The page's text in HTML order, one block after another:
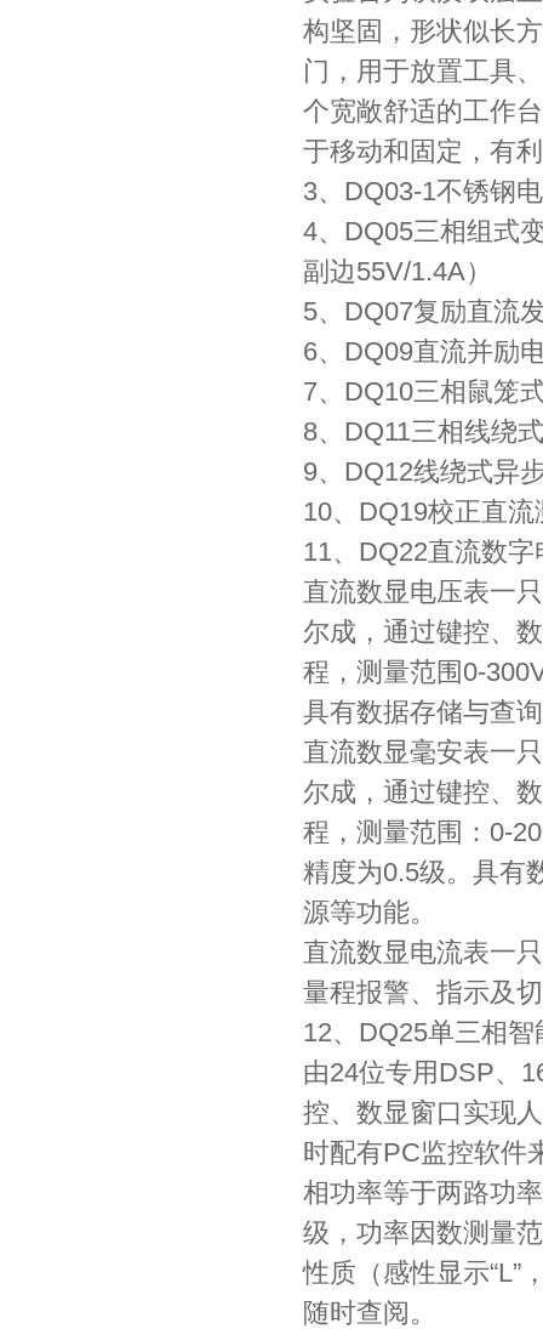
构坚固，形状似长
门，用于放置工具
个宽敞舒适的工作
于移动和固定，有
3、DQ03-1不锈钢
4、DQ05三相组式
副边55V/1.4A）
5、DQ07复励直流
6、DQ09直流并励
7、DQ10三相鼠笼
8、DQ11三相线绕
9、DQ12线绕式异
10、DQ19校正直流
11、DQ22直流数
直流数显电压表一
尔成，通过键控、
程，测量范围0-
具有数据存储与查
直流数显毫安表一
尔成，通过键控、
程，测量范围：0-
精度为0.5级。具有
源等功能。
直流数显电流表一
量程报警、指示及
12、DQ25单三相
由24位专用DSP、
控、数显窗口实现
时配有PC监控软件
相功率等于两路功
级，功率因数测量
性质（感性显示“L”
随时查阅。